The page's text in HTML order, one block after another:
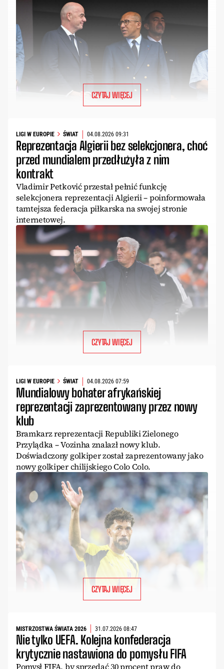
CZYTAJ WIĘCEJ
LIGI W EUROPIE ŚWIAT 04.08.2026 09:31
Reprezentacja Algierii bez selekcjonera, choć
przed mundialem przedłużyła z nim
kontrakt
Vladimir Petković przestał pełnić funkcję
selekcjonera reprezentacji Algierii – poinformowała
tamtejsza federacja piłkarska na swojej stronie
internetowej.
CZYTAJ WIĘCEJ
LIGI W EUROPIE ŚWIAT 04.08.2026 07:59
Mundialowy bohater afrykańskiej
reprezentacji zaprezentowany przez nowy
klub
Bramkarz reprezentacji Republiki Zielonego
Przylądka – Vozinha znalazł nowy klub.
Doświadczony golkiper został zaprezentowany jako
nowy golkiper chilijskiego Colo Colo.
CZYTAJ WIĘCEJ
MISTRZOSTWA ŚWIATA 2026 31.07.2026 08:47
Nie tylko UEFA. Kolejna konfederacja
krytycznie nastawiona do pomysłu FIFA
Pomysł FIFA, by sprzedać 30 procent praw do